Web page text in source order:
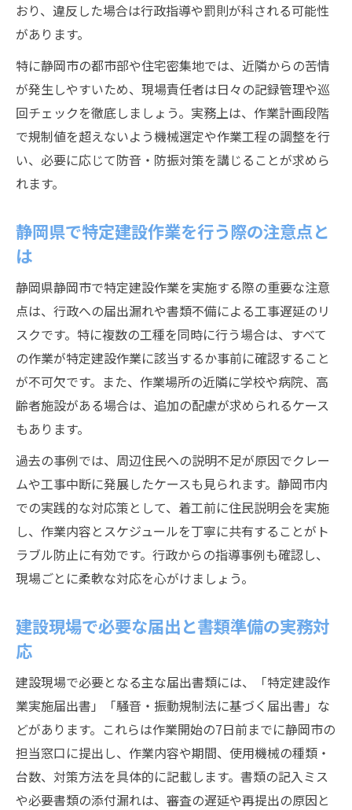
おり、違反した場合は行政指導や罰則が科される可能性
があります。
特に静岡市の都市部や住宅密集地では、近隣からの苦情
が発生しやすいため、現場責任者は日々の記録管理や巡
回チェックを徹底しましょう。実務上は、作業計画段階
で規制値を超えないよう機械選定や作業工程の調整を行
い、必要に応じて防音・防振対策を講じることが求めら
れます。
静岡県で特定建設作業を行う際の注意点と
は
静岡県静岡市で特定建設作業を実施する際の重要な注意
点は、行政への届出漏れや書類不備による工事遅延のリ
スクです。特に複数の工種を同時に行う場合は、すべて
の作業が特定建設作業に該当するか事前に確認すること
が不可欠です。また、作業場所の近隣に学校や病院、高
齢者施設がある場合は、追加の配慮が求められるケース
もあります。
過去の事例では、周辺住民への説明不足が原因でクレー
ムや工事中断に発展したケースも見られます。静岡市内
での実践的な対応策として、着工前に住民説明会を実施
し、作業内容とスケジュールを丁寧に共有することがト
ラブル防止に有効です。行政からの指導事例も確認し、
現場ごとに柔軟な対応を心がけましょう。
建設現場で必要な届出と書類準備の実務対
応
建設現場で必要となる主な届出書類には、「特定建設作
業実施届出書」「騒音・振動規制法に基づく届出書」な
どがあります。これらは作業開始の7日前までに静岡市の
担当窓口に提出し、作業内容や期間、使用機械の種類・
台数、対策方法を具体的に記載します。書類の記入ミス
や必要書類の添付漏れは、審査の遅延や再提出の原因と